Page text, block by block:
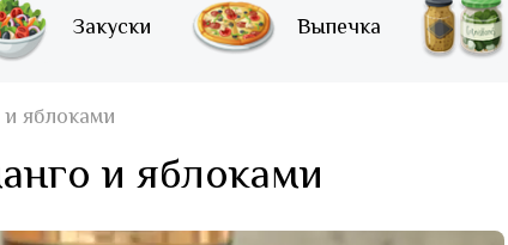
Закуски Выпечка
яблоками
и яблоками